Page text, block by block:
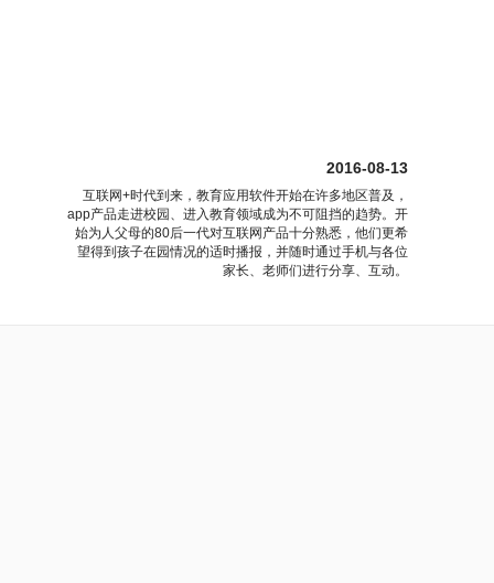
2016-08-13
互联网+时代到来，教育应用软件开始在许多地区普及，
app产品走进校园、进入教育领域成为不可阻挡的趋势。开
始为人父母的80后一代对互联网产品十分熟悉，他们更希
望得到孩子在园情况的适时播报，并随时通过手机与各位
家长、老师们进行分享、互动。